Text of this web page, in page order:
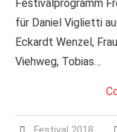
Festivalprogramm
für Daniel Viglietti
Eckardt Wenzel,
Viehweg, Tobias…